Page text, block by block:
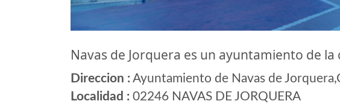
Navas de Jorquera es un ayuntamiento de
Direccion :Ayuntamiento de Navas de
Localidad : 02246 NAVAS DE JORQUERA